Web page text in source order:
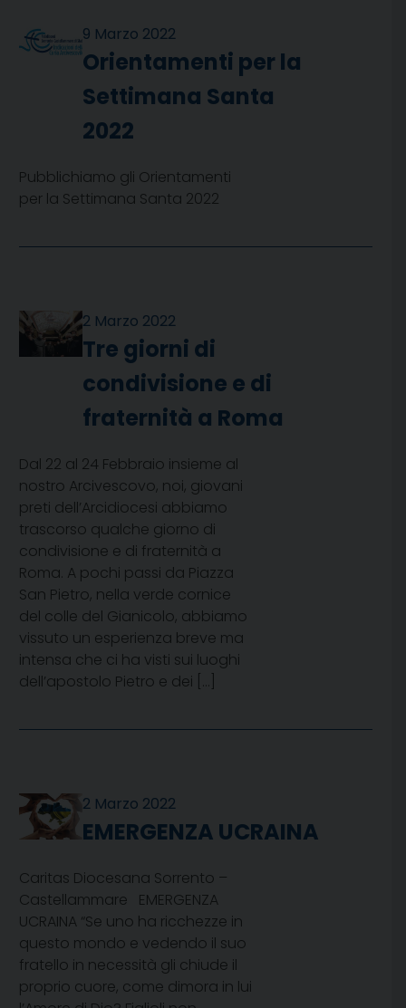
9 Marzo 2022
Orientamenti per la
Settimana Santa
2022
Pubblichiamo gli Orientamenti
per la Settimana Santa 2022
2 Marzo 2022
Tre giorni di
condivisione e di
fraternità a Roma
Dal 22 al 24 Febbraio insieme al
nostro Arcivescovo, noi, giovani
preti dell’Arcidiocesi abbiamo
trascorso qualche giorno di
condivisione e di fraternità a
Roma. A pochi passi da Piazza
San Pietro, nella verde cornice
del colle del Gianicolo, abbiamo
vissuto un esperienza breve ma
intensa che ci ha visti sui luoghi
dell’apostolo Pietro e dei […]
2 Marzo 2022
EMERGENZA UCRAINA
Caritas Diocesana Sorrento –
Castellammare EMERGENZA
UCRAINA “Se uno ha ricchezze in
questo mondo e vedendo il suo
fratello in necessità gli chiude il
proprio cuore, come dimora in lui